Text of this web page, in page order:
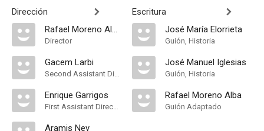
Dirección
Rafael Moreno Alba
Director
Gacem Larbi
Second Assistant Director
Enrique Garrigos
First Assistant Director
Aramis Ney
Escritura
José María Elorrieta
Guión, Historia
José Manuel Iglesias
Guión, Historia
Rafael Moreno Alba
Guión Adaptado